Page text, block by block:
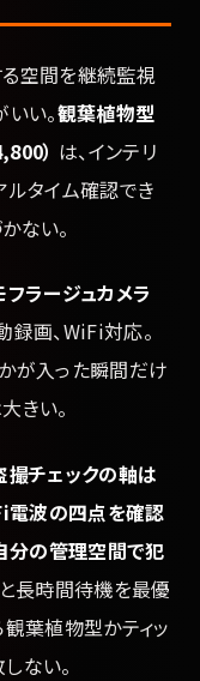
空間を継続監視
い。観葉植物型
） は、インテリ
ルタイム確認でき
ない。
ラージュカメラ
録画、WiFi対応。
が入った瞬間だけ
きい。
撮チェックの軸は
電波の四点を確認
分の管理空間で犯
長時間待機を最優
葉植物型かティッ
ない。